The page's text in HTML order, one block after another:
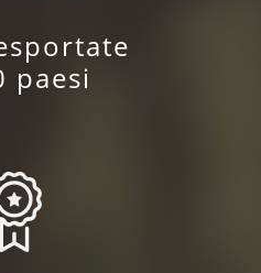
paesi